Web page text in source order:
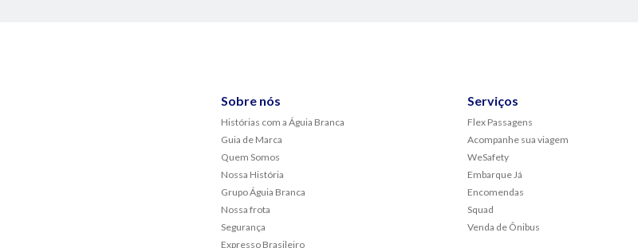
Sobre nós
Histórias com a Águia Branca
Guia de Marca
Quem Somos
Nossa História
Grupo Águia Branca
Nossa frota
Segurança
Expresso Brasileiro
Serviços
Flex Passagens
Acompanhe sua viagem
WeSafety
Embarque Já
Encomendas
Squad
Venda de Ônibus